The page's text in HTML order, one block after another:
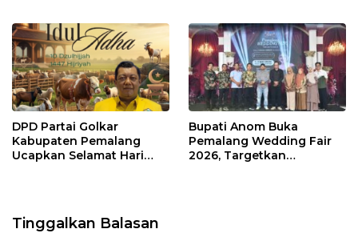
DPD Partai Golkar
Kabupaten Pemalang
Ucapkan Selamat Hari
Bupati Anom Buka
Pemalang Wedding Fair
2026, Targetkan
Tinggalkan Balasan